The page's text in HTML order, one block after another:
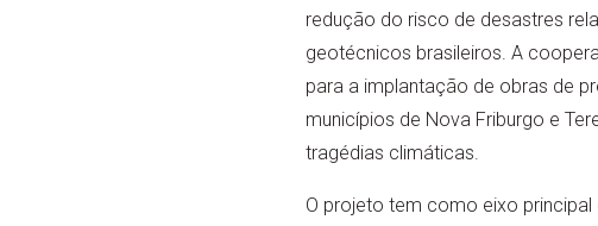
redução do risco de desastres
geotécnicos brasileiros. A
para a implantação de obras de
municípios de Nova Friburgo e
tragédias climáticas.
O projeto tem como eixo principal